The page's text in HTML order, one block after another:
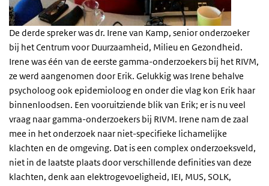
De derde spreker was dr. Irene van Kamp, senior onderzoeker
bij het Centrum voor Duurzaamheid, Milieu en Gezondheid.
Irene was één van de eerste gamma-onderzoekers bij het RIVM,
ze werd aangenomen door Erik. Gelukkig was Irene behalve
psycholoog ook epidemioloog en onder die vlag kon Erik haar
binnenloodsen. Een vooruitziende blik van Erik; er is nu veel
vraag naar gamma-onderzoekers bij RIVM. Irene nam de zaal
mee in het onderzoek naar niet-specifieke lichamelijke
klachten en de omgeving. Dat is een complex onderzoeksveld,
niet in de laatste plaats door verschillende definities van deze
klachten, denk aan elektrogevoeligheid, IEI, MUS, SOLK,